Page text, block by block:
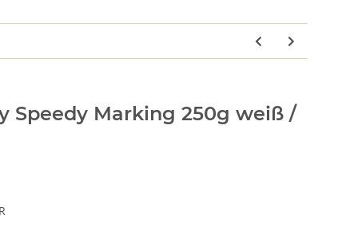
Speedy Marking 250g weiß /